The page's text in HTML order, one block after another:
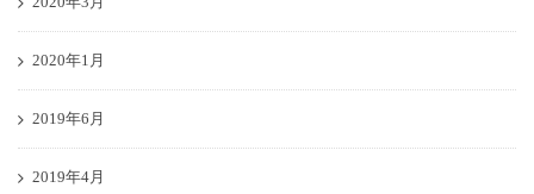
2020年1月
2019年6月
2019年4月